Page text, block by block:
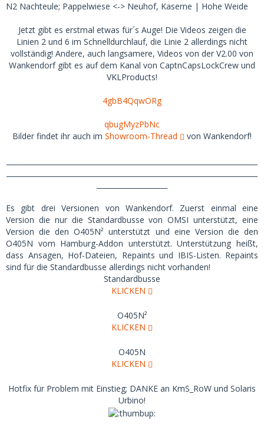
N2 Nachteule; Pappelwiese <-> Neuhof, Kaserne | Hohe Weide
Jetzt gibt es erstmal etwas für´s Auge! Die Videos zeigen die
Linien 2 und 6 im Schnelldurchlauf, die Linie 2 allerdings nicht
vollständig! Andere, auch langsamere, Videos von der V2.00 von
Wankendorf gibt es auf dem Kanal von CaptnCapsLockCrew und
VKLProducts!
4gbB4QqwORg
qbugMyzPbNc
Bilder findet ihr auch im Showroom-Thread von Wankendorf!
Es gibt drei Versionen von Wankendorf. Zuerst einmal eine
Version die nur die Standardbusse von OMSI unterstützt, eine
Version die den O405N² unterstützt und eine Version die den
O405N vom Hamburg-Addon unterstützt. Unterstützung heißt,
dass Ansagen, Hof-Dateien, Repaints und IBIS-Listen. Repaints
sind für die Standardbusse allerdings nicht vorhanden!
Standardbusse
KLICKEN
O405N²
KLICKEN
O405N
KLICKEN
Hotfix für Problem mit Einstieg; DANKE an KmS_RoW und Solaris
Urbino!